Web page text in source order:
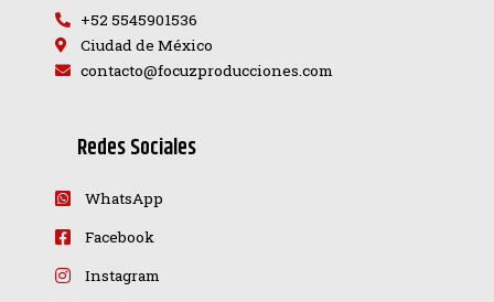
+52 5545901536
Ciudad de México
contacto@focuzproducciones.com
Redes Sociales
WhatsApp
Facebook
Instagram